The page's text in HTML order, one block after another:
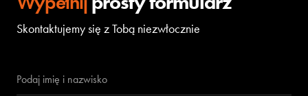
Skontaktujemy się z Tobą niezwłocznie